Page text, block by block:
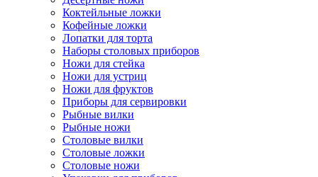
Коктейльные ложки
Кофейные ложки
Лопатки для торта
Наборы столовых приборов
Ножи для стейка
Ножи для устриц
Ножи для фруктов
Приборы для сервировки
Рыбные вилки
Рыбные ножи
Столовые вилки
Столовые ложки
Столовые ножи